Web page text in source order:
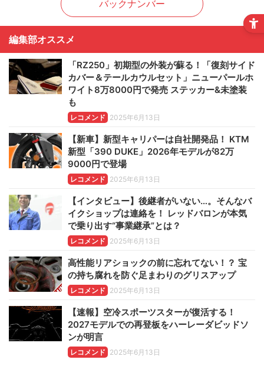
バックナンバー
編集部オススメ
「RZ250」初期型の外装が蘇る！「復刻サイド
カバー＆テールカウルセット」ニューパールホ
ワイト8万8000円で発売 ステッカー&未塗装
も
レコメンド 2025年6月13日
【新車】新型キャリパーは自社開発品！ KTM
新型「390 DUKE」2026年モデルが82万
9000円で登場
レコメンド 2025年6月13日
【インタビュー】後継者がいない…。そんなバ
イクショップは連絡を！ レッドバロンが本気
で乗り出す“事業継承”とは？
レコメンド 2025年6月13日
高性能リアショックの前に忘れてない！？ 宝
の持ち腐れを防ぐ足まわりのグリスアップ
レコメンド 2025年6月13日
【速報】空冷スポーツスターが復活する！
2027モデルでの再登板をハーレーダビッドソ
ンが明言
レコメンド 2025年6月13日